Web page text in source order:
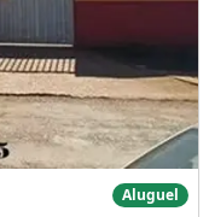
de Valparaíso
Aluguel